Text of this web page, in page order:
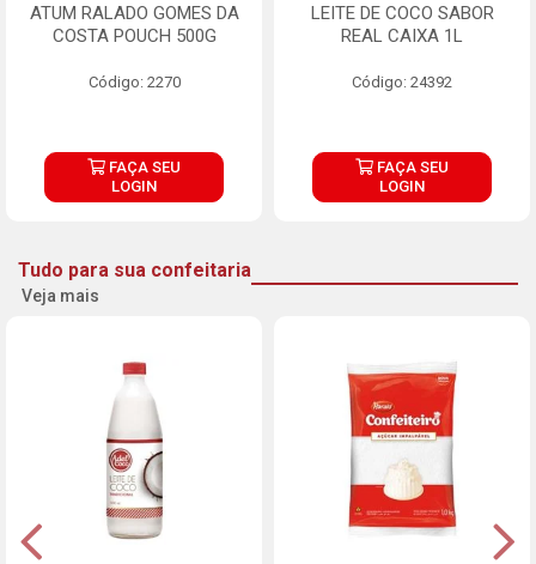
ATUM RALADO GOMES DA
COSTA POUCH 500G
Código: 2270
FAÇA SEU
LOGIN
LEITE DE COCO SABOR
REAL CAIXA 1L
Código: 24392
FAÇA SEU
LOGIN
Tudo para sua confeitaria
Veja mais